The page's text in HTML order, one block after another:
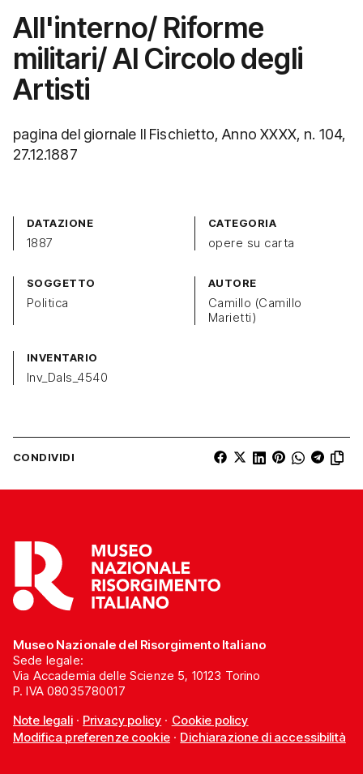
All'interno/ Riforme
militari/ Al Circolo degli
Artisti
pagina del giornale Il Fischietto, Anno XXXX, n. 104,
27.12.1887
DATAZIONE
1887
CATEGORIA
opere su carta
SOGGETTO
Politica
AUTORE
Camillo (Camillo
Marietti)
INVENTARIO
Inv_Dals_4540
CONDIVIDI
Museo Nazionale del Risorgimento Italiano
Sede legale:
Via Accademia delle Scienze 5, 10123 Torino
P. IVA 08035780017
Note legali· Privacy policy · Cookie policy
Modifica preferenze cookie· Dichiarazione di accessibilità